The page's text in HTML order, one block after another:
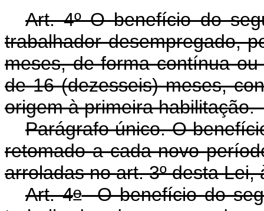
Art. 4º O benefício do
trabalhador desempregado,
meses, de forma contínua
de 16 (dezesseis) meses,
origem à primeira
Parágrafo único. O
retomado a cada novo
arroladas no art. 3º desta
Art. 4oO benefício do